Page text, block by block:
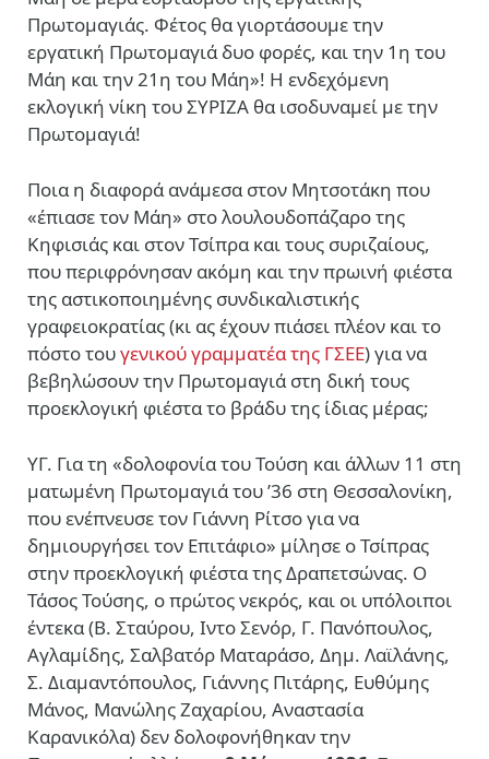
Πρωτομαγιάς. Φέτος θα γιορτάσουμε την
εργατική Πρωτομαγιά δυο φορές, και την 1η του
Μάη και την 21η του Μάη»! Η ενδεχόμενη
εκλογική νίκη του ΣΥΡΙΖΑ θα ισοδυναμεί με την
Πρωτομαγιά!
Ποια η διαφορά ανάμεσα στον Μητσοτάκη που
«έπιασε τον Μάη» στο λουλουδοπάζαρο της
Κηφισιάς και στον Τσίπρα και τους συριζαίους,
που περιφρόνησαν ακόμη και την πρωινή φιέστα
της αστικοποιημένης συνδικαλιστικής
γραφειοκρατίας (κι ας έχουν πιάσει πλέον και το
πόστο τουγενικού γραμματέα της ΓΣΕΕ) για να
βεβηλώσουν την Πρωτομαγιά στη δική τους
προεκλογική φιέστα το βράδυ της ίδιας μέρας;
ΥΓ. Για τη «δολοφονία του Τούση και άλλων 11 στη
ματωμένη Πρωτομαγιά του ’36 στη Θεσσαλονίκη,
που ενέπνευσε τον Γιάννη Ρίτσο για να
δημιουργήσει τον Επιτάφιο» μίλησε ο Τσίπρας
στην προεκλογική φιέστα της Δραπετσώνας. Ο
Τάσος Τούσης, ο πρώτος νεκρός, και οι υπόλοιποι
έντεκα (Β. Σταύρου, Ιντο Σενόρ, Γ. Πανόπουλος,
Αγλαμίδης, Σαλβατόρ Ματαράσο, Δημ. Λαϊλάνης,
Σ. Διαμαντόπουλος, Γιάννης Πιτάρης, Ευθύμης
Μάνος, Μανώλης Ζαχαρίου, Αναστασία
Καρανικόλα) δεν δολοφονήθηκαν την